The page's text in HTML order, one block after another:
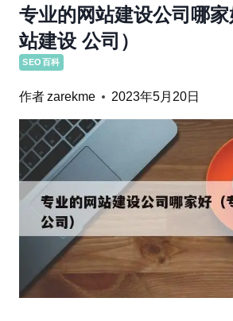
专业的网站建设公司哪家
站建设 公司）
SEO百科
作者zarekme 2023年5月20日